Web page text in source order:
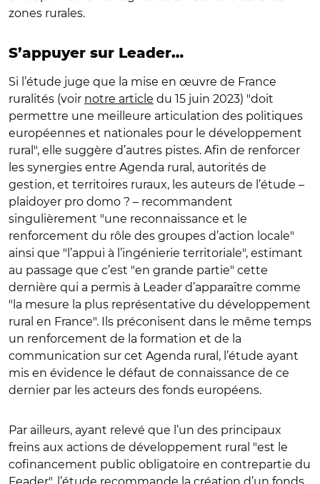
zones rurales.
S’appuyer sur Leader…
Si l’étude juge que la mise en œuvre de France
ruralités (voir notre article du 15 juin 2023) "doit
permettre une meilleure articulation des politiques
européennes et nationales pour le développement
rural", elle suggère d’autres pistes. Afin de renforcer
les synergies entre Agenda rural, autorités de
gestion, et territoires ruraux, les auteurs de l’étude –
plaidoyer pro domo ? – recommandent
singulièrement "une reconnaissance et le
renforcement du rôle des groupes d’action locale"
ainsi que "l’appui à l’ingénierie territoriale", estimant
au passage que c’est "en grande partie" cette
dernière qui a permis à Leader d’apparaître comme
"la mesure la plus représentative du développement
rural en France". Ils préconisent dans le même temps
un renforcement de la formation et de la
communication sur cet Agenda rural, l’étude ayant
mis en évidence le défaut de connaissance de ce
dernier par les acteurs des fonds européens.
Par ailleurs, ayant relevé que l’un des principaux
freins aux actions de développement rural "est le
cofinancement public obligatoire en contrepartie du
Feader", l’étude recommande la création d’un fonds